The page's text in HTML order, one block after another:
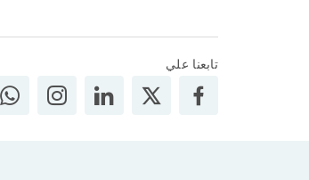
تابعنا علي